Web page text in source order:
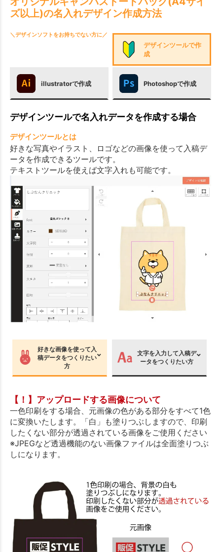
ズ以上)の名入れデザイン作成方法
＼デザインソフトをお持ちでない方に／
デザインツールで作
成
illustratorで作成 Photoshopで作成
デザインツールで名入れデータを作成する場合
デザインツールとは
好きな写真やイラスト、ロゴなどの画像を使って入稿デ
ータを作成できるツールです。
テキストツールを使えば文字入れも可能です。
好きな画像を使って入
稿データをつくりたい
方
文字を入力して入稿デ
ータをつくりたい方
【！】アップロードする画像について
一色印刷をする場合、元画像の色がある部分をすべて1色
に変換いたします。「白」も塗りつぶしますので、印刷
したくない部分が透過されている画像をご使用ください
※JPEGなど透過機能のない画像ファイルは全面塗りつぶ
しになります。